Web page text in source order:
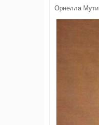
Орнелла Мути